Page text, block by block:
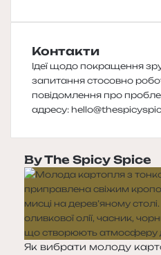
Контакти
Ідеї щодо покращення
запитання стосовно
повідомлення про
адресу:
By The Spicy Spice
Як вибрати молоду